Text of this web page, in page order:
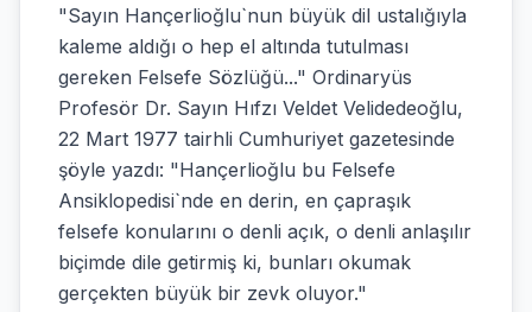
"Sayın Hançerlioğlu`nun büyük dil ustalığıyla
kaleme aldığı o hep el altında tutulması
gereken Felsefe Sözlüğü..." Ordinaryüs
Profesör Dr. Sayın Hıfzı Veldet Velidedeoğlu,
22 Mart 1977 tairhli Cumhuriyet gazetesinde
şöyle yazdı: "Hançerlioğlu bu Felsefe
Ansiklopedisi`nde en derin, en çapraşık
felsefe konularını o denli açık, o denli anlaşılır
biçimde dile getirmiş ki, bunları okumak
gerçekten büyük bir zevk oluyor."